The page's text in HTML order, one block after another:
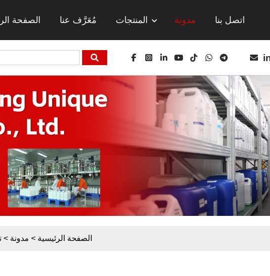
الصفحة مُعَرَّف عنا المنتجات مدونة اتصل بنا
الصفحة الرئيسية > مدونة >